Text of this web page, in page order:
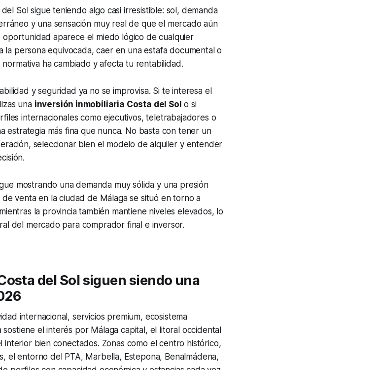
Sol sigue teniendo algo casi irresistible: sol, demanda
y una sensación muy real de que el mercado aún
aparece el miedo lógico de cualquier
la persona equivocada, caer en una estafa documental o
ha cambiado y afecta tu rentabilidad.
y seguridad ya no se improvisa. Si te interesa el
una inversión inmobiliaria Costa del Sol o si
internacionales como ejecutivos, teletrabajadores o
estrategia más fina que nunca. No basta con tener un
seleccionar bien el modelo de alquiler y entender
mostrando una demanda muy sólida y una presión
venta en la ciudad de Málaga se situó en torno a
la provincia también mantiene niveles elevados, lo
del mercado para comprador final e inversor.
del Sol siguen siendo una
internacional, servicios premium, ecosistema
el interés por Málaga capital, el litoral occidental
interior bien conectados. Zonas como el centro histórico,
el entorno del PTA, Marbella, Estepona, Benalmádena,